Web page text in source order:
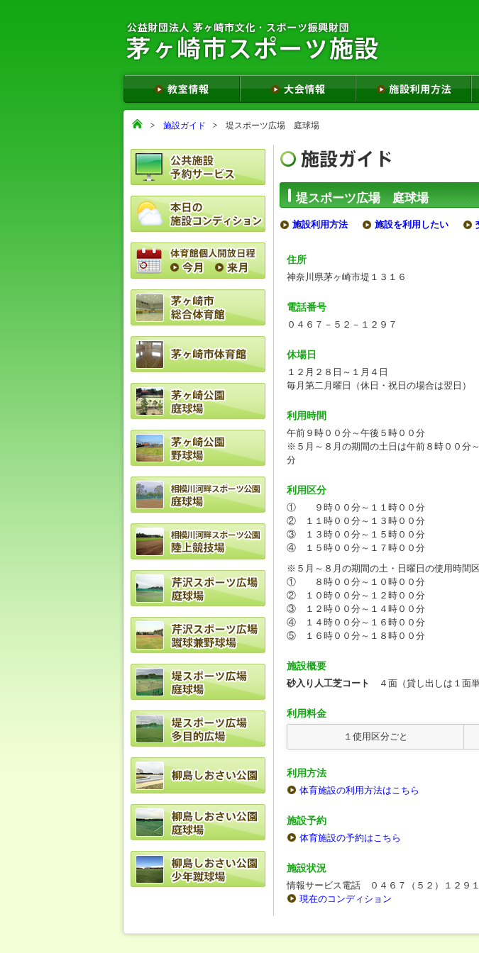
施設ガイド 堤スポーツ広場 庭球場
堤スポーツ広場 庭球場
施設利用方法 施設を利用したい
住所
神奈川県茅ヶ崎市堤１３１６
電話番号
０４６７－５２－１２９７
休場日
１２月２８日～１月４日
毎月第二月曜日（休日・祝日の場合は翌日）
利用時間
午前９時００分～午後５時００分
※５月～８月の期間の土日は午前８時００分
分
利用区分
① ９時００分～１１時００分
② １１時００分～１３時００分
③ １３時００分～１５時００分
④ １５時００分～１７時００分
※５月～８月の期間の土・日曜日の使用時間
① ８時００分～１０時００分
② １０時００分～１２時００分
③ １２時００分～１４時００分
④ １４時００分～１６時００分
⑤ １６時００分～１８時００分
施設概要
砂入り人工芝コート ４面（貸し出しは１面単
利用料金
１使用区分ごと
利用方法
体育施設の利用方法はこちら
施設予約
体育施設の予約はこちら
施設状況
情報サービス電話 ０４６７（５２）１２９１
現在のコンディション